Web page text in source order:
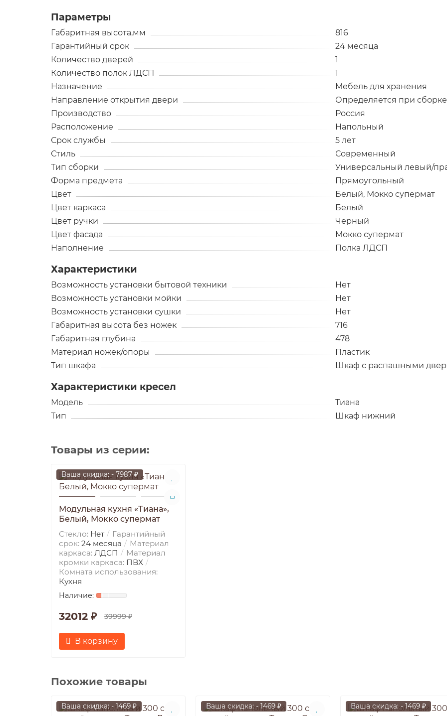
Параметры
Габаритная высота,мм
816
Гарантийный срок
24 месяца
Количество дверей
1
Количество полок ЛДСП
1
Назначение
Мебель для хранения
Направление открытия двери
Определяется при сборке
Производство
Россия
Расположение
Напольный
Срок службы
5 лет
Стиль
Современный
Тип сборки
Универсальный левый/
Форма предмета
Прямоугольный
Цвет
Белый, Мокко супермат
Цвет каркаса
Белый
Цвет ручки
Черный
Цвет фасада
Мокко супермат
Наполнение
Полка ЛДСП
Характеристики
Возможность установки бытовой техники
Нет
Возможность установки мойки
Нет
Возможность установки сушки
Нет
Габаритная высота без ножек
716
Габаритная глубина
478
Материал ножек/опоры
Пластик
Тип шкафа
Шкаф с распашными
Характеристики кресел
Модель
Тиана
Тип
Шкаф нижний
Товары из серии:
Ваша скидка: - 7987 ₽
Модульная кухня «Тиана»,
Белый, Мокко супермат
Стекло: Нет
Гарантийный
срок: 24 месяца
Материал
каркаса: ЛДСП
Материал
кромки каркаса: ПВХ
Комната использования:
Кухня
32012 ₽ 39999 ₽
В корзину
Похожие товары
Ваша скидка: - 1469 ₽ Ваша скидка: - 1469 ₽ Ваша скидка: - 1469 ₽